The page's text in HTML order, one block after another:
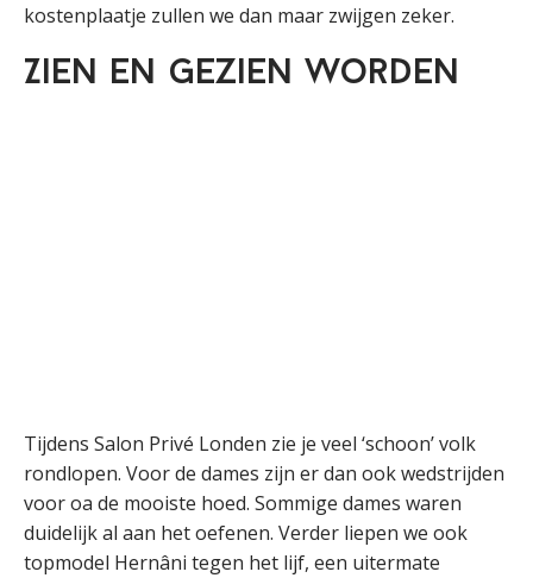
kostenplaatje zullen we dan maar zwijgen zeker.
Zien en gezien worden
Tijdens Salon Privé Londen zie je veel ‘schoon’ volk
rondlopen. Voor de dames zijn er dan ook wedstrijden
voor oa de mooiste hoed. Sommige dames waren
duidelijk al aan het oefenen. Verder liepen we ook
topmodel Hernâni tegen het lijf, een uitermate